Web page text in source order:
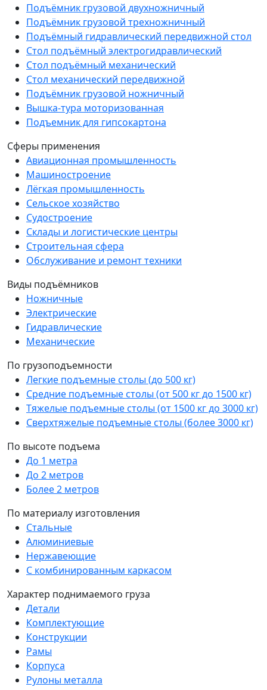
Подъёмник грузовой двухножничный
Подъёмник грузовой трехножничный
Подъёмный гидравлический передвижной стол
Стол подъёмный электрогидравлический
Стол подъёмный механический
Стол механический передвижной
Подъёмник грузовой ножничный
Вышка-тура моторизованная
Подъемник для гипсокартона
Сферы применения
Авиационная промышленность
Машиностроение
Лёгкая промышленность
Сельское хозяйство
Судостроение
Склады и логистические центры
Строительная сфера
Обслуживание и ремонт техники
Виды подъёмников
Ножничные
Электрические
Гидравлические
Механические
По грузоподъемности
Легкие подъемные столы (до 500 кг)
Средние подъемные столы (от 500 кг до 1500 кг)
Тяжелые подъемные столы (от 1500 кг до 3000 кг)
Сверхтяжелые подъемные столы (более 3000 кг)
По высоте подъема
До 1 метра
До 2 метров
Более 2 метров
По материалу изготовления
Стальные
Алюминиевые
Нержавеющие
С комбинированным каркасом
Характер поднимаемого груза
Детали
Комплектующие
Конструкции
Рамы
Корпуса
Рулоны металла